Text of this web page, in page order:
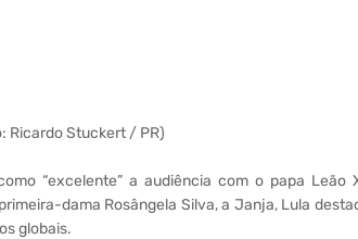
Ricardo Stuckert / PR)
“excelente” a audiência com o papa Leão
dama Rosângela Silva, a Janja, Lula
globais.